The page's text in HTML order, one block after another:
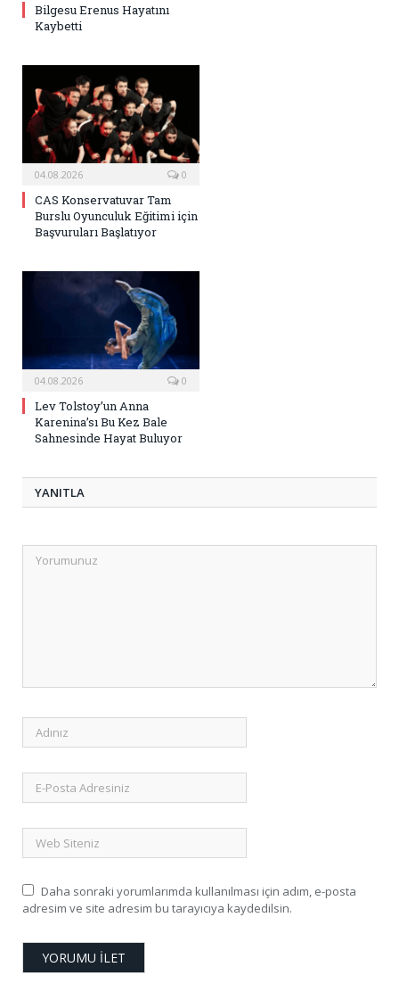
Bilgesu Erenus Hayatını
Kaybetti
04.08.2026 0
CAS Konservatuvar Tam
Burslu Oyunculuk Eğitimi için
Başvuruları Başlatıyor
04.08.2026 0
Lev Tolstoy’un Anna
Karenina’sı Bu Kez Bale
Sahnesinde Hayat Buluyor
YANITLA
Daha sonraki yorumlarımda kullanılması için adım, e-posta
adresim ve site adresim bu tarayıcıya kaydedilsin.